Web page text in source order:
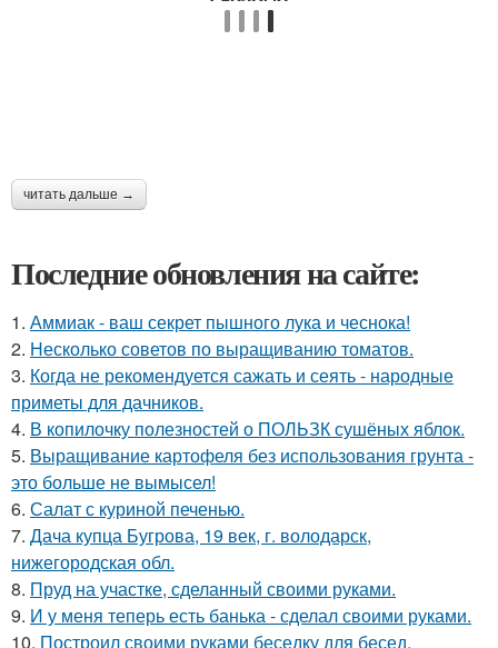
читать дальше →
Последние обновления на сайте:
1. Аммиак - ваш секрет пышного лука и чеснока!
2. Несколько советов по выращиванию томатов.
3. Когда не рекомендуется сажать и сеять - народные
приметы для дачников.
4. В копилочку полезностей о ПОЛЬЗК сушёных яблок.
5. Выращивание картофеля без использования грунта -
это больше не вымысел!
6. Салат с куриной печенью.
7. Дача купца Бугрова, 19 век, г. володарск,
нижегородская обл.
8. Пруд на участке, сделанный своими руками.
9. И у меня теперь есть банька - сделал своими руками.
10. Построил своими руками беседку для бесед.